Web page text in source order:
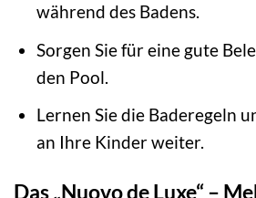
während des Badens.
Sorgen Sie für eine gute
den Pool.
Lernen Sie die Baderegeln
an Ihre Kinder weiter.
Das „Nuovo de Luxe“ –